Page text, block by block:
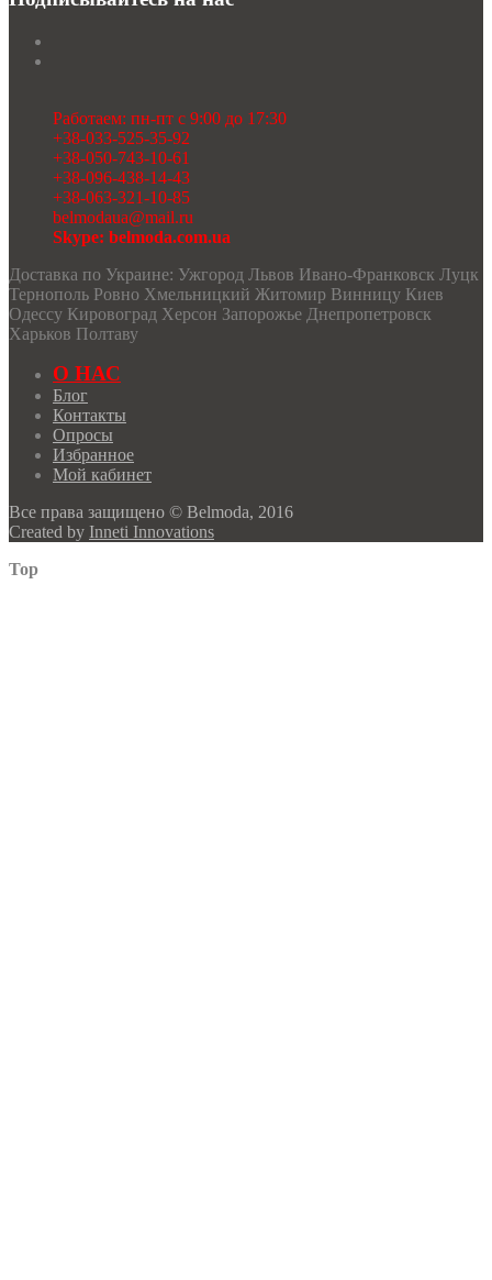
Работаем: пн-пт с 9:00 до 17:30
+38-033-525-35-92
+38-050-743-10-61
+38-096-438-14-43
+38-063-321-10-85
belmodaua@mail.ru
Skype: belmoda.com.ua
Доставка по Украине: Ужгород Львов Ивано-Франковск Луцк
Тернополь Ровно Хмельницкий Житомир Винницу Киев
Одессу Кировоград Херсон Запорожье Днепропетровск
Харьков Полтаву
О НАС
Блог
Контакты
Опросы
Избранное
Мой кабинет
Все права защищено © Belmoda, 2016
Created by Inneti Innovations
Top